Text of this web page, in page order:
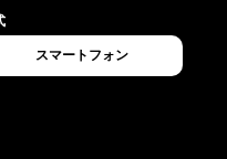
スマートフォン